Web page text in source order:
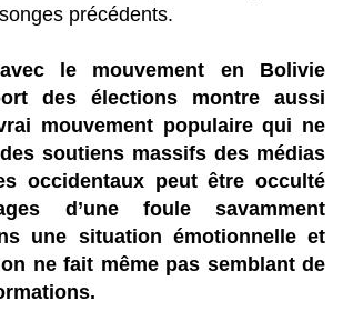
précédents.
le mouvement en Bolivie
des élections montre aussi
mouvement populaire qui ne
soutiens massifs des médias
occidentaux peut être occulté
d’une foule savamment
une situation émotionnelle et
ne fait même pas semblant de